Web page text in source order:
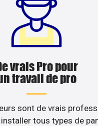
vrais Pro pour
travail de pro
sont de vrais
tous types de